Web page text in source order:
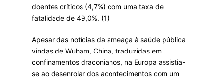
doentes críticos (4,7%) com uma taxa de
fatalidade de 49,0%. (1)
Apesar das notícias da ameaça à saúde pública
vindas de Wuham, China, traduzidas em
confinamentos draconianos, na Europa assistia-
se ao desenrolar dos acontecimentos com um